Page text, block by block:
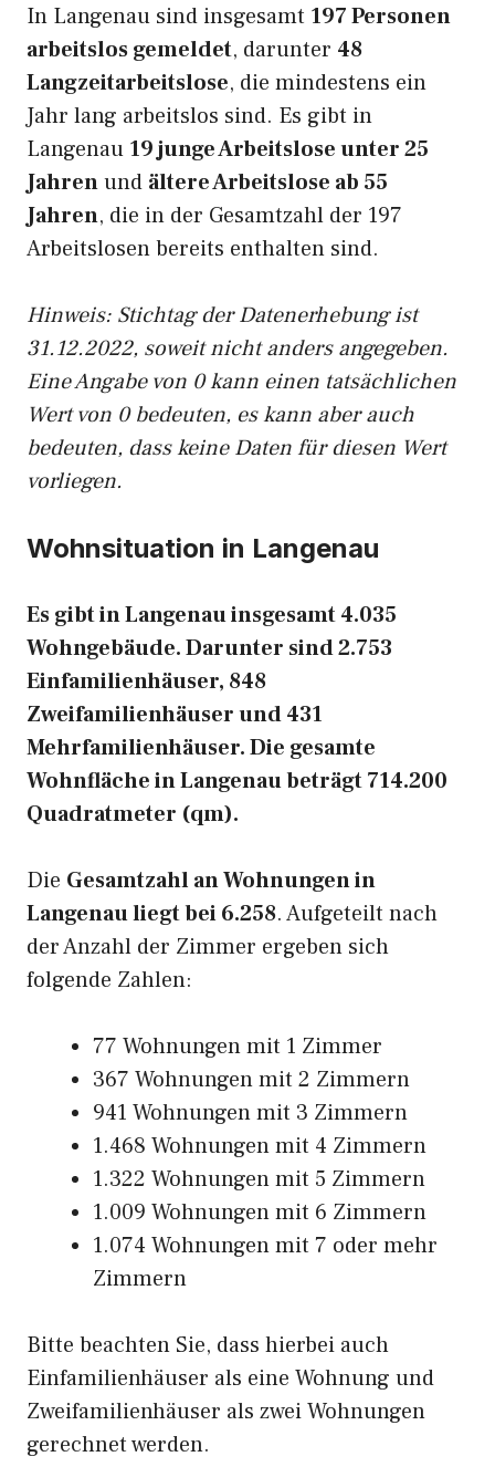
In Langenau sind insgesamt 197 Personen
arbeitslos gemeldet, darunter 48
Langzeitarbeitslose, die mindestens ein
Jahr lang arbeitslos sind. Es gibt in
Langenau 19 junge Arbeitslose unter 25
Jahrenund ältere Arbeitslose ab 55
Jahren, die in der Gesamtzahl der 197
Arbeitslosen bereits enthalten sind.
Hinweis: Stichtag der Datenerhebung ist
31.12.2022, soweit nicht anders angegeben.
Eine Angabe von 0 kann einen tatsächlichen
Wert von 0 bedeuten, es kann aber auch
bedeuten, dass keine Daten für diesen Wert
vorliegen.
Wohnsituation in Langenau
Es gibt in Langenau insgesamt 4.035
Wohngebäude. Darunter sind 2.753
Einfamilienhäuser, 848
Zweifamilienhäuser und 431
Mehrfamilienhäuser. Die gesamte
Wohnfläche in Langenau beträgt 714.200
Quadratmeter (qm).
Die Gesamtzahl an Wohnungen in
Langenau liegt bei 6.258. Aufgeteilt nach
der Anzahl der Zimmer ergeben sich
folgende Zahlen:
77 Wohnungen mit 1 Zimmer
367 Wohnungen mit 2 Zimmern
941 Wohnungen mit 3 Zimmern
1.468 Wohnungen mit 4 Zimmern
1.322 Wohnungen mit 5 Zimmern
1.009 Wohnungen mit 6 Zimmern
1.074 Wohnungen mit 7 oder mehr
Zimmern
Bitte beachten Sie, dass hierbei auch
Einfamilienhäuser als eine Wohnung und
Zweifamilienhäuser als zwei Wohnungen
gerechnet werden.